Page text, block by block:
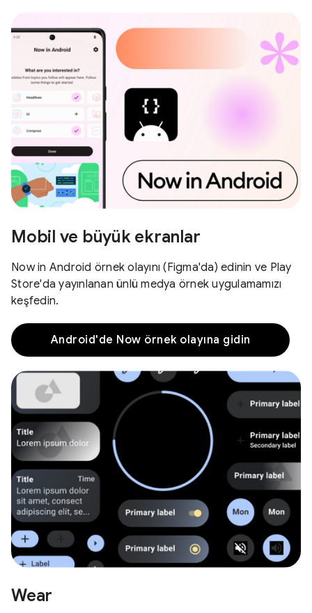
Mobil ve büyük ekranlar
Now in Android örnek olayını (Figma'da) edinin ve Play
Store'da yayınlanan ünlü medya örnek uygulamamızı
keşfedin.
Android'de Now örnek olayına gidin
Wear